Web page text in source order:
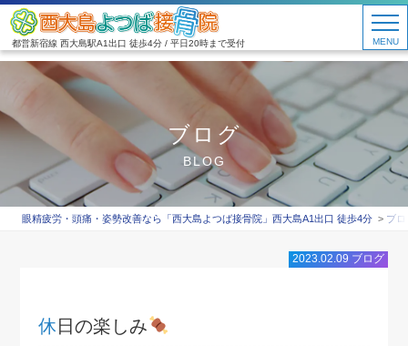
都営新宿線 西大島駅A1出口 徒歩4分 / 平日20時まで受付 MENU
ブログ
BLOG
眼精疲労・頭痛・姿勢改善なら「西大島よつば接骨院」西大島A1出口 徒歩4分 ブロ
2023.02.09 ブログ
休日の楽しみ